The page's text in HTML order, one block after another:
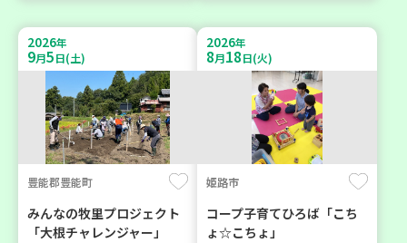
2026年
9月5日(土)
豊能郡豊能町
みんなの牧里プロジェクト
「大根チャレンジャー」
2026年
8月18日(火)
姫路市
コープ子育てひろば「こち
ょ☆こちょ」